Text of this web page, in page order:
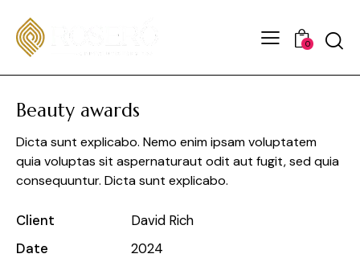
0
Beauty awards
Dicta sunt explicabo. Nemo enim ipsam voluptatem
quia voluptas sit aspernaturaut odit aut fugit, sed quia
consequuntur. Dicta sunt explicabo.
Client
David Rich
Date
2024